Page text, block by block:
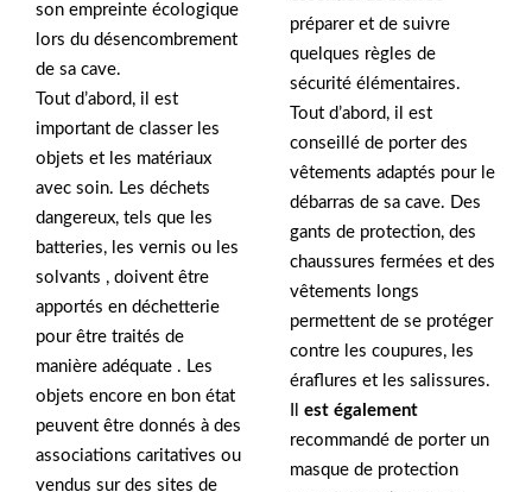
son empreinte écologique
lors du désencombrement
de sa cave.
Tout d’abord, il est
important de classer les
objets et les matériaux
avec soin. Les déchets
dangereux, tels que les
batteries, les vernis ou les
solvants , doivent être
apportés en déchetterie
pour être traités de
manière adéquate . Les
objets encore en bon état
peuvent être donnés à des
associations caritatives ou
vendus sur des sites de
préparer et de suivre
quelques règles de
sécurité élémentaires.
Tout d’abord, il est
conseillé de porter des
vêtements adaptés pour le
débarras de sa cave. Des
gants de protection, des
chaussures fermées et des
vêtements longs
permettent de se protéger
contre les coupures, les
éraflures et les salissures.
est également
recommandé de porter un
masque de protection